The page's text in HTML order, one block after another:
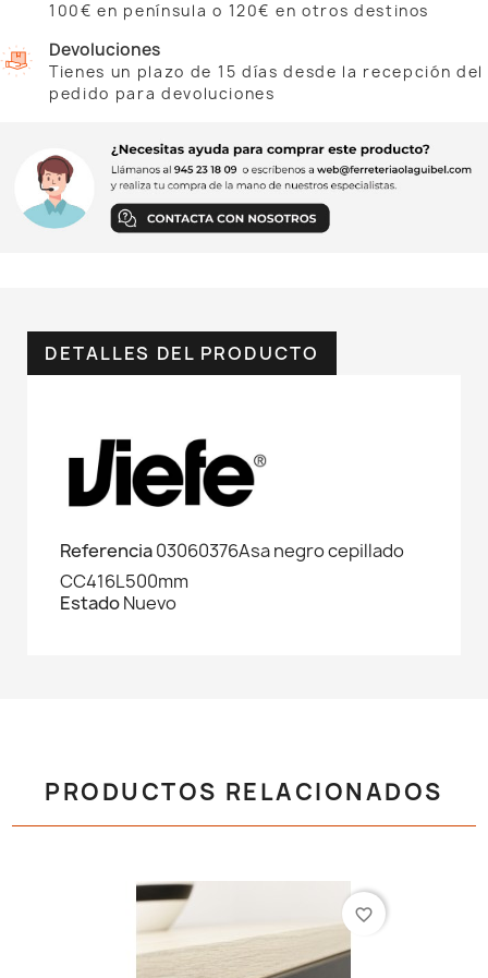
100€ en península o 120€ en otros destinos
Devoluciones
Tienes un plazo de 15 días desde la recepción del
pedido para devoluciones
DETALLES DEL PRODUCTO
Referencia03060376Asa negro cepillado
CC416L500mm
EstadoNuevo
PRODUCTOS RELACIONADOS
favorite_border